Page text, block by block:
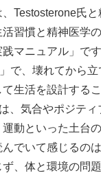
Testosterone氏
習慣と精神医学
践マニュアル」で
で、壊れてから
生活を設計する
、気合やポジテ
動といった土台
でいて感じるの
、体と環境の問